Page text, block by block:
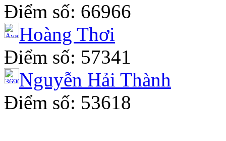
Điểm số: 66966
Hoàng Thơi
Điểm số: 57341
Nguyễn Hải Thành
Điểm số: 53618